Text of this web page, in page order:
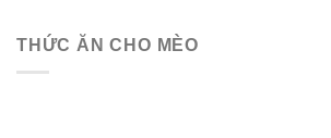
THỨC ĂN CHO MÈO